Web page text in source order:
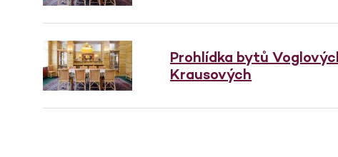
Prohlídka bytů
Krausových